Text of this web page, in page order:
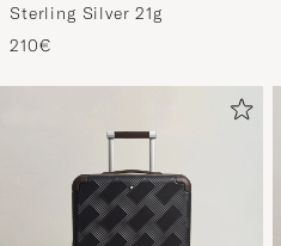
Sterling Silver 21g
210€